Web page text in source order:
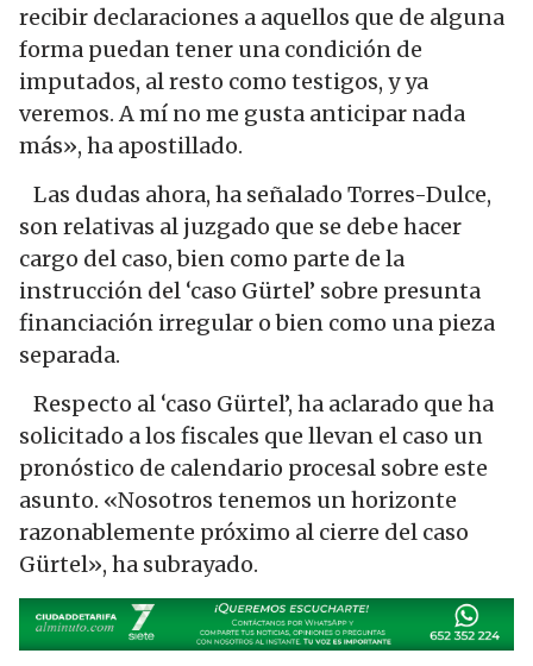
recibir declaraciones a aquellos que de alguna
forma puedan tener una condición de
imputados, al resto como testigos, y ya
veremos. A mí no me gusta anticipar nada
más», ha apostillado.
Las dudas ahora, ha señalado Torres-Dulce,
son relativas al juzgado que se debe hacer
cargo del caso, bien como parte de la
instrucción del ‘caso Gürtel’ sobre presunta
financiación irregular o bien como una pieza
separada.
Respecto al ‘caso Gürtel’, ha aclarado que ha
solicitado a los fiscales que llevan el caso un
pronóstico de calendario procesal sobre este
asunto. «Nosotros tenemos un horizonte
razonablemente próximo al cierre del caso
Gürtel», ha subrayado.